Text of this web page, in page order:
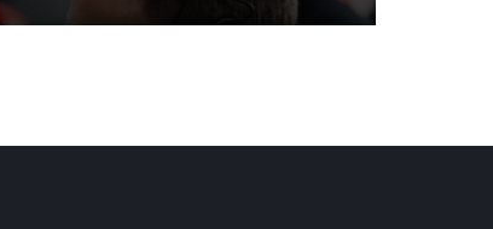
ELMS : une quatrième place pour IDEC